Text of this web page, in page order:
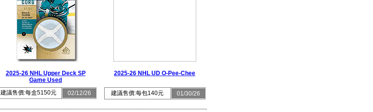
2025-26 NHL Upper Deck SP
Game Used
建議售價:每盒5150元
02/12/26
2025-26 NHL UD O-Pee-Chee
建議售價:每包140元 01/30/26